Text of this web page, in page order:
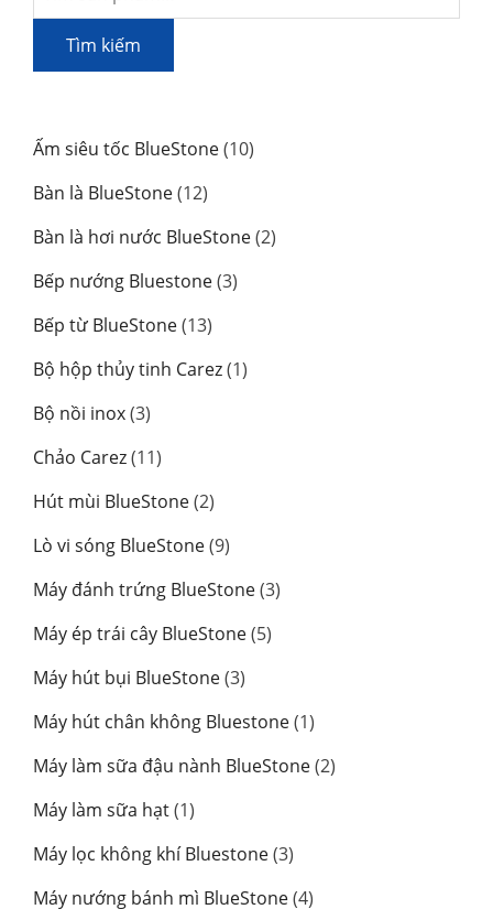
kiếm:
Tìm kiếm
Ấm siêu tốc BlueStone 1010
Bàn là BlueStone 1212
Bàn là hơi nước BlueStone 22
Bếp nướng Bluestone 33
Bếp từ BlueStone 1313
phẩm
Bộ hộp thủy tinh Carez 11
Bộ nồi inox 33
phẩm
Chảo Carez 1111
phẩm
Hút mùi BlueStone 22
phẩm
Lò vi sóng BlueStone 99
phẩm
Máy đánh trứng BlueStone 33
Máy ép trái cây BlueStone 55
Máy hút bụi BlueStone 33
Máy hút chân không Bluestone 11
phẩm
Máy làm sữa đậu nành BlueStone 22
Máy làm sữa hạt 11
Máy lọc không khí Bluestone 33
phẩm
Máy nướng bánh mì BlueStone 44